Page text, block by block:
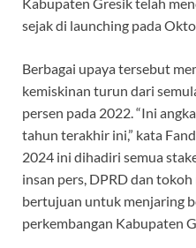
sejak di launching pada
Berbagai upaya tersebut
kemiskinan turun dari
persen pada 2022. “Ini
tahun terakhir ini,” kata
2024 ini dihadiri semua
insan pers, DPRD dan
bertujuan untuk menjaring
perkembangan Kabupaten